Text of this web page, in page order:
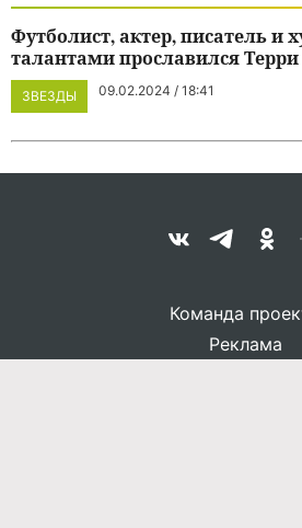
ЗВЕЗДЫ 09.02.2024 / 18:41
Футболист, актер, писатель и
талантами прославился
Команда
Реклама